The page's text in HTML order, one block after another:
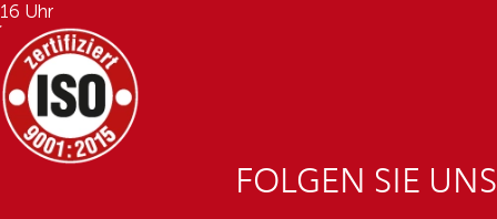
16 Uhr
FOLGEN SIE UNS